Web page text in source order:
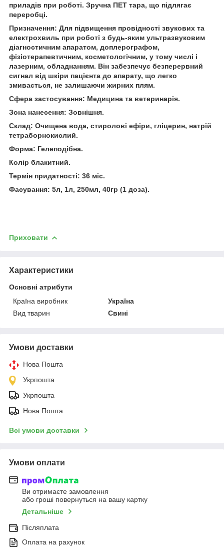
приладів при роботі. Зручна ПЕТ тара, що підлягає
переробці.
Призначення: Для підвищення провідності звукових та
електрохвиль при роботі з будь-яким ультразвуковим
діагностичним апаратом, доплерографом,
фізіотерапевтичним, косметологічним, у тому числі і
лазерним, обладнанням. Він забезпечує безперервний
сигнал від шкіри пацієнта до апарату, що легко
змивається, не залишаючи жирних плям.
Сфера застосування: Медицина та ветеринарія.
Зона нанесення: Зовнішня.
Склад: Очищена вода, стиролові ефіри, гліцерин, натрій
тетраборнокислий.
Форма: Гелеподібна.
Колір блакитний.
Термін придатності: 36 міс.
Фасування: 5л, 1л, 250мл, 40гр (1 доза).
Приховати
Характеристики
Основні атрибути
Країна виробник
Україна
Вид тварин
Свині
Умови доставки
Нова Пошта
Укрпошта
Укрпошта
Нова Пошта
Всі умови доставки
Умови оплати
Ви отримаєте замовлення
або гроші повернуться на вашу картку
Детальніше
Післяплата
Оплата на рахунок